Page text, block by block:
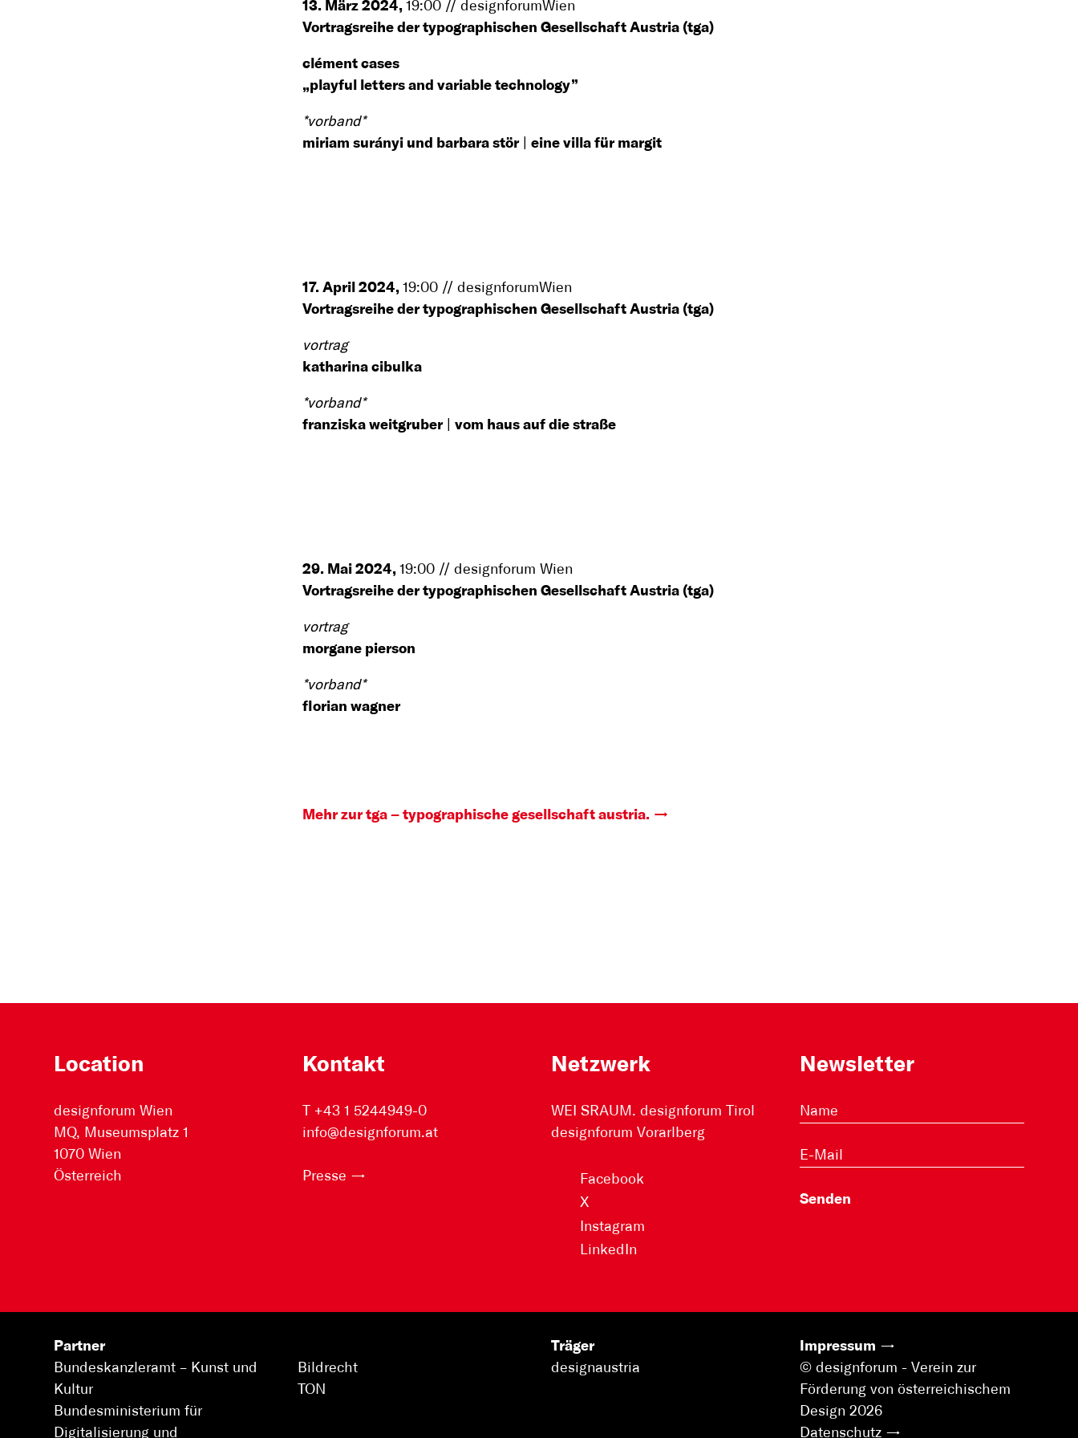
13. März 2024, 19:00 // designforumWien
Vortragsreihe der typographischen Gesellschaft Austria (tga)
clément cases
„playful letters and variable technology”
*vorband*
miriam surányi und barbara stör| eine villa für margit
17. April 2024, 19:00 // designforumWien
Vortragsreihe der typographischen Gesellschaft Austria (tga)
vortrag
katharina cibulka
*vorband*
franziska weitgruber| vom haus auf die straße
29. Mai 2024, 19:00 // designforum Wien
Vortragsreihe der typographischen Gesellschaft Austria (tga)
vortrag
morgane pierson
*vorband*
florian wagner
Mehr zur tga – typographische gesellschaft austria.
Location
designforum Wien
MQ, Museumsplatz 1
1070 Wien
Österreich
Kontakt
T +43 1 5244949-0
info@designforum.at
Presse
Netzwerk
WEI SRAUM. designforum Tirol
designforum Vorarlberg
Facebook
X
Instagram
LinkedIn
Newsletter
Partner
Bundeskanzleramt – Kunst und
Kultur
Bundesministerium für
Digitalisierung und
Bildrecht
TON
Träger
designaustria
Impressum
© designforum - Verein zur
Förderung von österreichischem
Design 2026
Datenschutz